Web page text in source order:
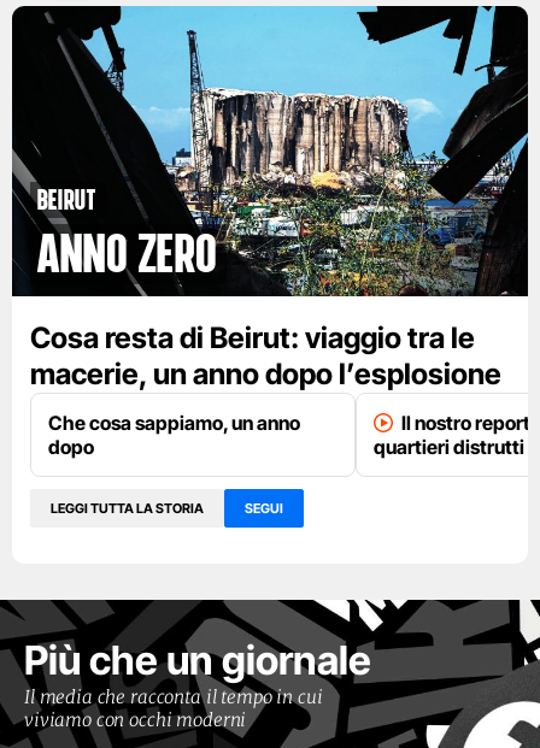
Beirut
anno zero
Cosa resta di Beirut: viaggio tra le
macerie, un anno dopo l’esplosione
Che cosa sappiamo, un anno
dopo
Il nostro
quartieri distrutti
LEGGI TUTTA LA STORIA SEGUI
Più che un giornale
Il media che racconta il tempo in cui
viviamo con occhi moderni